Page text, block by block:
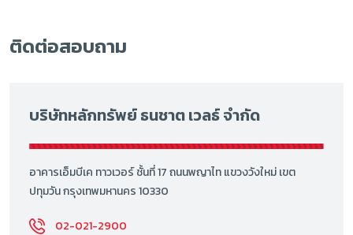
ติดต่อสอบถาม
บริษัทหลักทรัพย์ ธนชาต เวลธ์ จำกัด
อาคารเอ็มบีเค ทาวเวอร์ ชั้นที่ 17 ถนนพญาไท แขวงวังใหม่ เขต
ปทุมวัน กรุงเทพมหานคร 10330
02-021-2900